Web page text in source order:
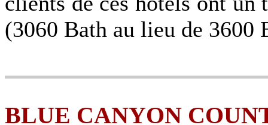
(3060 Bath au lieu de 3600
BLUE CANYON